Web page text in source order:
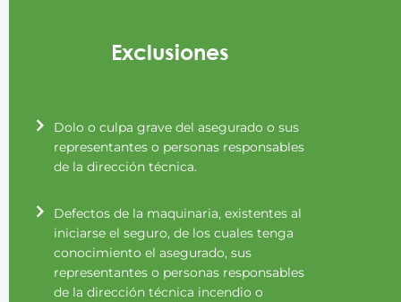
Exclusiones
Dolo o culpa grave del asegurado o sus
representantes o personas responsables
de la dirección técnica.
Defectos de la maquinaria, existentes al
iniciarse el seguro, de los cuales tenga
conocimiento el asegurado, sus
representantes o personas responsables
de la dirección técnica incendio o